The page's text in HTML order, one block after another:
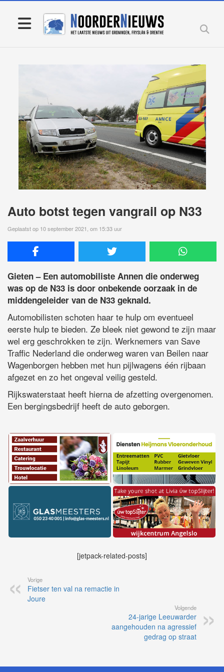
Auto botst tegen vangrail op N33
Geplaatst op 10 september 2021, om 15:33 uur
Gieten – Een automobiliste Annen die onderweg
was op de N33 is door onbekende oorzaak in de
middengeleider van de N33 geknald.
Automobilisten schoten haar te hulp om eventueel
eerste hulp te bieden. Ze bleek niet gewond te zijn maar
wel erg geschrokken te zijn. Werknemers van Save
Traffic Nederland die onderweg waren van Beilen naar
Wagenborgen hebben met hun pijlwagens één rijbaan
afgezet en zo het ongeval veilig gesteld.
Rijkswaterstaat heeft hierna de afzetting overgenomen.
Een bergingsbedrijf heeft de auto geborgen.
[jetpack-related-posts]
Vorige
Fietser ten val na remactie in
Joure
Volgende
24-jarige Leeuwarder
aangehouden na agressief
gedrag op straat